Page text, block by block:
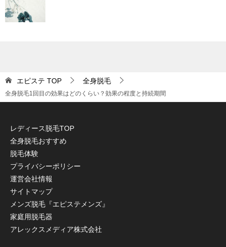
エピステ TOP 全身脱毛
全身脱毛1回目の効果はどのくらい？効果の程度と持続期間
レディース脱毛TOP
全身脱毛おすすめ
脱毛体験
プライバシーポリシー
運営会社情報
サイトマップ
メンズ脱毛『エピステメンズ』
家庭用脱毛器
アレックスメディア株式会社